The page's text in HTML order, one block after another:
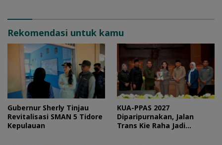
Rekomendasi untuk kamu
Gubernur Sherly Tinjau
Revitalisasi SMAN 5 Tidore
Kepulauan
KUA-PPAS 2027
Diparipurnakan, Jalan
Trans Kie Raha Jadi